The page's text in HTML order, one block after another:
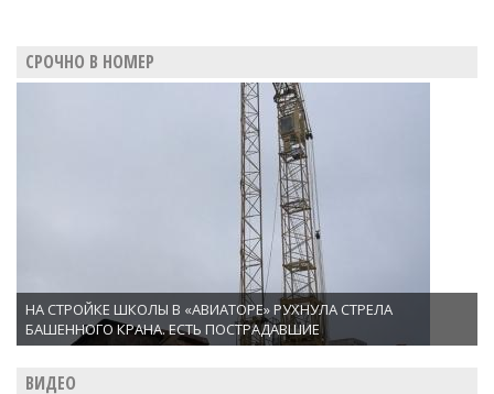
СРОЧНО В НОМЕР
НА СТРОЙКЕ ШКОЛЫ В «АВИАТОРЕ» РУХНУЛА СТРЕЛА
БАШЕННОГО КРАНА. ЕСТЬ ПОСТРАДАВШИЕ
ВИДЕО